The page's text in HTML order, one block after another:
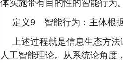
体实施带有目的性的智能行为
定义9 智能行为：主体根
上述过程就是信息生态方
人工智能理论。从系统论角